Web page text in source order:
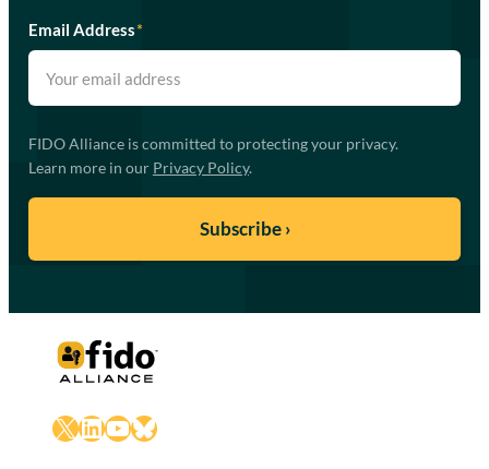
Email Address*
FIDO Alliance is committed to protecting your privacy.
Learn more in our Privacy Policy.
X LinkedIn
YouTube
Bluesky